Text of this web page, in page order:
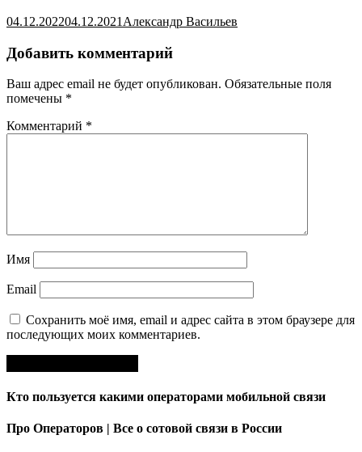
04.12.202204.12.2021 Александр Васильев
Добавить комментарий
Ваш адрес email не будет опубликован. Обязательные поля
помечены *
Комментарий *
Имя
Email
Сохранить моё имя, email и адрес сайта в этом браузере для
последующих моих комментариев.
Кто пользуется какими операторами мобильной связи
Про Операторов | Все о сотовой связи в России